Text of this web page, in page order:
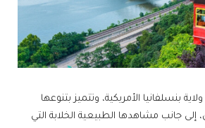
بنسلفانيا الأمريكية، وتتميز بتنوعها
إلى جانب مشاهدها الطبيعية الخلابة التي